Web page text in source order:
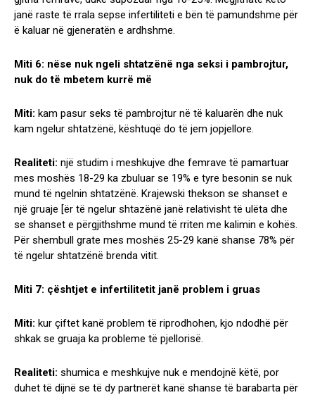
janë raste të rrala sepse infertiliteti e bën të pamundshme për
ë kaluar në gjeneratën e ardhshme.
Miti 6: nëse nuk ngeli shtatzënë nga seksi i pambrojtur,
nuk do të mbetem kurrë më
Miti: kam pasur seks të pambrojtur në të kaluarën dhe nuk
kam ngelur shtatzënë, kështuqë do të jem jopjellore.
Realiteti: një studim i meshkujve dhe femrave të pamartuar
mes moshës 18-29 ka zbuluar se 19% e tyre besonin se nuk
mund të ngelnin shtatzënë. Krajewski thekson se shanset e
një gruaje [ër të ngelur shtazënë janë relativisht të ulëta dhe
se shanset e përgjithshme mund të rriten me kalimin e kohës.
Për shembull grate mes moshës 25-29 kanë shanse 78% për
të ngelur shtatzënë brenda vitit.
Miti 7: çështjet e infertilitetit janë problem i gruas
Miti: kur çiftet kanë problem të riprodhohen, kjo ndodhë për
shkak se gruaja ka probleme të pjellorisë.
Realiteti: shumica e meshkujve nuk e mendojnë këtë, por
duhet të dijnë se të dy partnerët kanë shanse të barabarta për